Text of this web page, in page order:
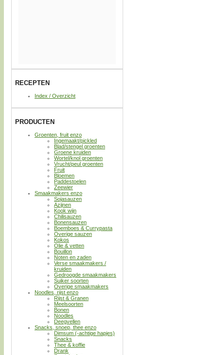
RECEPTEN
Index / Overzicht
PRODUCTEN
Groenten, fruit enzo
Ingemaakt/pickled
Blad/stengel groenten
Groene kruiden
Wortel/knol groenten
Vrucht/peul groenten
Fruit
Bloemen
Paddestoelen
Zeewier
Smaakmakers enzo
Sojasauzen
Azijnen
Kook wijn
Chilisauzen
Bonensauzen
Boemboes & Currypasta
Overige sauzen
Kokos
Olie & vetten
Bouillon
Noten en zaden
Verse smaakmakers /
kruiden
Gedroogde smaakmakers
Suiker soorten
Overige smaakmakers
Noodles, rijst enzo
Rijst & Granen
Meelsoorten
Bonen
Noodles
Deegvellen
Snacks, snoep, thee enzo
Dimsum (-achtige hapjes)
Snacks
Thee & koffie
Drank